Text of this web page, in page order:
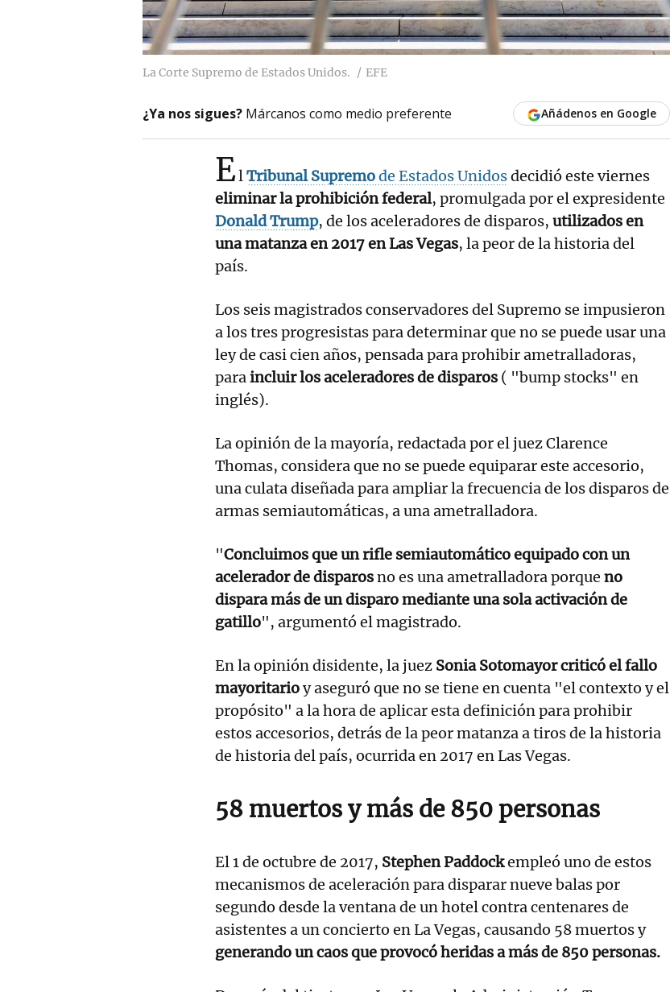
La Corte Supremo de Estados Unidos. EFE
¿Ya nos sigues? Márcanos como medio preferente Añádenos en Google
ElTribunal Supremode Estados Unidosdecidió este viernes
eliminar la prohibición federal, promulgada por el expresidente
Donald Trump, de los aceleradores de disparos, utilizados en
una matanza en 2017 en Las Vegas, la peor de la historia del
país.
Los seis magistrados conservadores del Supremo se impusieron
a los tres progresistas para determinar que no se puede usar una
ley de casi cien años, pensada para prohibir ametralladoras,
paraincluir los aceleradores de disparos ( "bump stocks" en
inglés).
La opinión de la mayoría, redactada por el juez Clarence
Thomas, considera que no se puede equiparar este accesorio,
una culata diseñada para ampliar la frecuencia de los disparos de
armas semiautomáticas, a una ametralladora.
"Concluimos que un rifle semiautomático equipado con un
acelerador de disparosno es una ametralladora porque no
dispara más de un disparo mediante una sola activación de
gatillo", argumentó el magistrado.
En la opinión disidente, la juez Sonia Sotomayor criticó el fallo
mayoritarioy aseguró que no se tiene en cuenta "el contexto y el
propósito" a la hora de aplicar esta definición para prohibir
estos accesorios, detrás de la peor matanza a tiros de la historia
de historia del país, ocurrida en 2017 en Las Vegas.
58 muertos y más de 850 personas
El 1 de octubre de 2017, Stephen Paddockempleó uno de estos
mecanismos de aceleración para disparar nueve balas por
segundo desde la ventana de un hotel contra centenares de
asistentes a un concierto en La Vegas, causando 58 muertos y
generando un caos que provocó heridas a más de 850 personas.